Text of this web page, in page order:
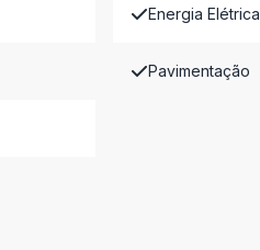
Energia Elétrica
Pavimentação